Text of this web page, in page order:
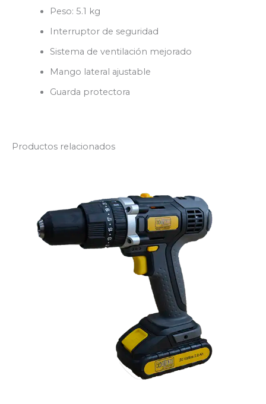
Peso: 5.1 kg
Interruptor de seguridad
Sistema de ventilación mejorado
Mango lateral ajustable
Guarda protectora
Productos relacionados